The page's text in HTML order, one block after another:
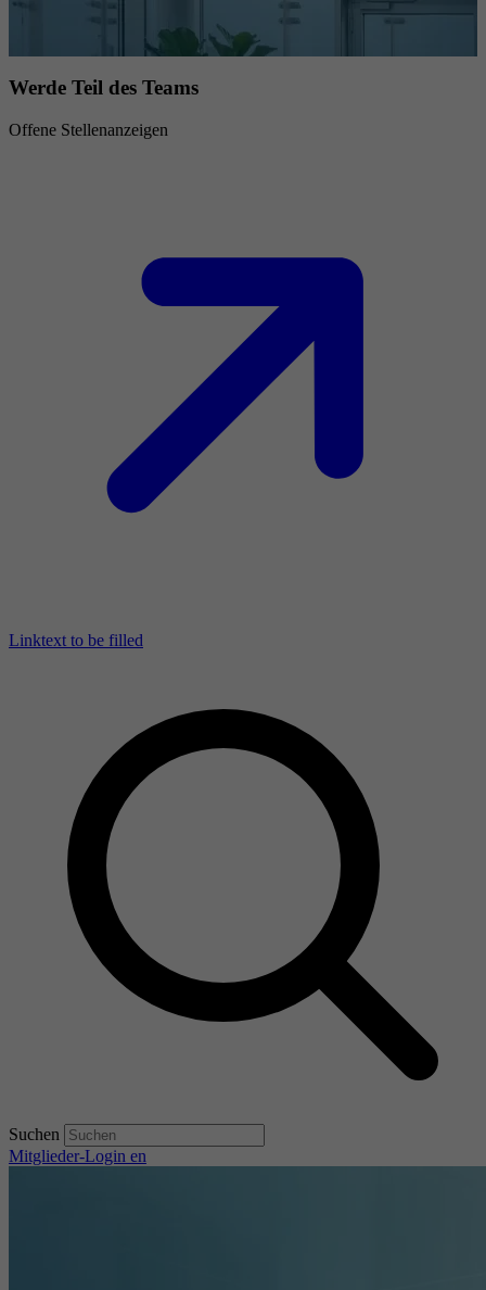
Werde Teil des Teams
Offene Stellenanzeigen
Linktext to be filled
Suchen
Mitglieder-Login en